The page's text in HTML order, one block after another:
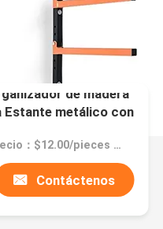
de madera
Estante metálico con
Precio：$12.00/pieces 100-9999 pieces
Contáctenos